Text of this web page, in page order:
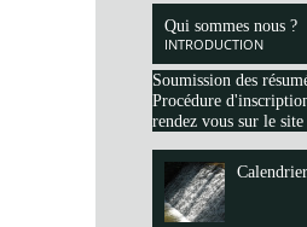
Qui sommes nous ?
INTRODUCTION
Soumission des
Procédure
rendez vous sur le
Calendrier